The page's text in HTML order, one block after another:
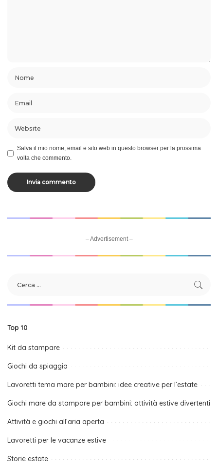
Salva il mio nome, email e sito web in questo browser per la prossima
volta che commento.
– Advertisement –
Top 10
Kit da stampare
Giochi da spiaggia
Lavoretti tema mare per bambini: idee creative per l’estate
Giochi mare da stampare per bambini: attività estive divertenti
Attività e giochi all’aria aperta
Lavoretti per le vacanze estive
Storie estate